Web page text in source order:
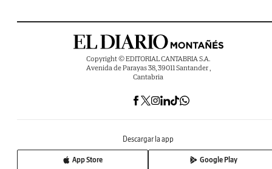
Copyright © EDITORIAL CANTABRIA S.A.
Avenida de Parayas 38, 39011 Santander ,
Cantabria
Descargar la app
App Store Google Play